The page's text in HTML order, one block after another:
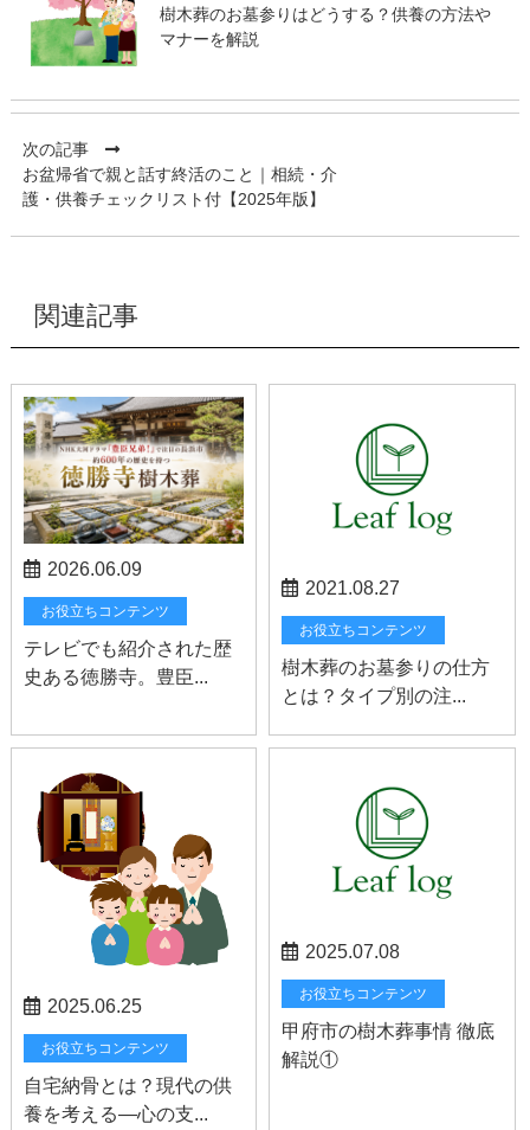
樹木葬のお墓参りはどうする？供養の方法や
マナーを解説
次の記事
お盆帰省で親と話す終活のこと｜相続・介
護・供養チェックリスト付【2025年版】
関連記事
2026.06.09
お役立ちコンテンツ
テレビでも紹介された歴
史ある徳勝寺。豊臣...
2021.08.27
お役立ちコンテンツ
樹木葬のお墓参りの仕方
とは？タイプ別の注...
2025.06.25
お役立ちコンテンツ
自宅納骨とは？現代の供
養を考える―心の支...
2025.07.08
お役立ちコンテンツ
甲府市の樹木葬事情 徹底
解説①